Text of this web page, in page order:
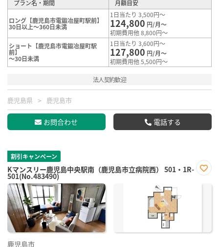
プラン名・期間 月額目安
ロング【鹿児島市電鍛冶屋町駅前】
30日以上～360日未満
1日当たり 3,500円～
124,800 円/月～
初期費用他 8,800円～
ショート【鹿児島市電鍛冶屋町駅
前】
～30日未満
1日当たり 3,600円～
127,800 円/月～
初期費用他 5,500円～
法人契約歓迎
鹿児島県 鹿児島市
お問合わせ 電話する
割引キャンペーン
Kマンスリー鹿児島中央駅南（鹿児島市立病院西） 501・1R-
501(No.483490)
に入
鹿児島市